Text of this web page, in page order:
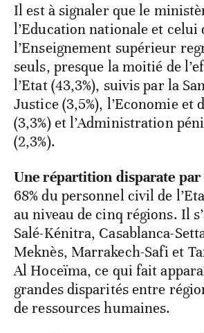
Il est à signaler que le
l’Education nationale et celui
l’Enseignement supérieur
seuls, presque la moitié de
l’Etat (43,3%), suivis par la
Justice (3,5%), l’Economie et
(3,3%) et l’Administration
(2,3%).
Une répartition disparate
68% du personnel civil de
au niveau de cinq régions. Il
Salé-Kénitra, Casablanca-
Meknès, Marrakech-Safi et
Al Hoceïma, ce qui fait
grandes disparités entre
de ressources humaines.